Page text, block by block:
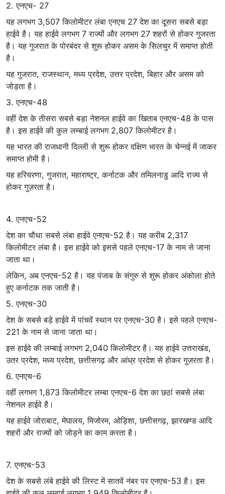
2. एनएच- 27
यह लगभग 3,507 किलोमीटर लंबा एनएच 27 देश का दूसरा सबसे बड़ा
हाईवे है। यह हाईवे लगभग 7 राज्यों और लगभग 27 शहरों से होकर गुजरता
है। यह गुजरात के पोरबंदर से शुरू होकर असम के सिलचुर में समाप्‍त होती
है।
यह गुजरात, राजस्थान, मध्य प्रदेश, उत्तर प्रदेश, बिहार और असम को
जोड़ता है।
3. एनएच-48
वहीं देश के तीसरा सबसे बड़ा नेशनल हाईवे का खिताब एनएच-48 के पास
है। इस हाईवे की कुल लम्बाई लगभग 2,807 किलोमीटर है।
यह भारत की राजधानी दिल्ली से शुरू होकर दक्षिण भारत के चेन्नई में जाकर
समाप्‍त होमी है।
यह हरियरणा, गुजरात, महाराष्ट्र, कर्नाटक और तमिलनाडु आदि राज्य से
होकर गुज़रता है।
4. एनएच-52
देश का चौथा सबसे लंबा हाईवे एनएच-52 है। यह करीब 2,317
किलोमीटर लंबा है। इस हाईवे को इससे पहले एनएच-17 के नाम से जाना
जाता था।
लेकिन, अब एनएच-52 है। यह पंजाब के संगुरु से शुरू होकर अंकोला होते
हुए कर्नाटक तक जाती है।
5. एनएच-30
देश के सबसे बड़े हाईवे में पांचवें स्थान पर एनएच-30 है। इसे पहले एनएच-
221 के नाम से जाना जाता था।
इस हाईवे की लम्बाई लगभग 2,040 किलोमीटर है। यह हाईवे उत्तराखंड,
उतर प्रदेश, मध्य प्रदेश, छत्तीसगढ़ और आंध्र प्रदेश से होकर गुज़रता है।
6. एनएच-6
वहीं लगभग 1,873 किलोमीटर लम्बा एनएच-6 देश का छठां सबसे लंबा
नेशनल हाईवे है।
यह हाईवे जोराबाट, मेघालय, मिजोरम, ओड़िशा, छत्तीसगढ़, झारखण्ड आदि
शहरों और राज्यों को जोड़ने का काम करता है।
7. एनएच-53
देश के सबसे लंबे हाईवे की लिस्‍ट में सातवें नंबर पर एनएच-53 है। इस